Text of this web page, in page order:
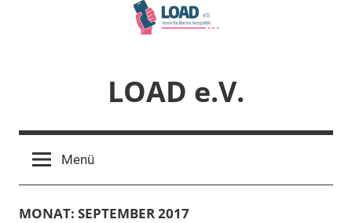
LOAD e.V.
liberale
Menü
MONAT: SEPTEMBER 2017